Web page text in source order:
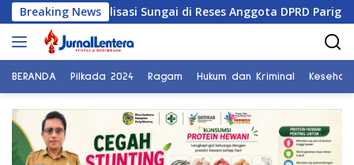
Langsung
ke
konten
Breaking News
Normalisasi Sungai di Reses Anggota DPRD Parigi
BERANDA Pilkada 2024 Ragam Hukum dan Kriminal